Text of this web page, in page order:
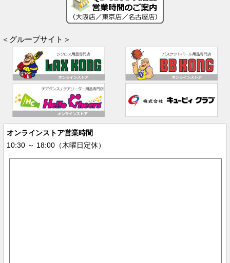
＜グループサイト＞
オンラインストア営業時間
10:30 ～ 18:00（木曜日定休）